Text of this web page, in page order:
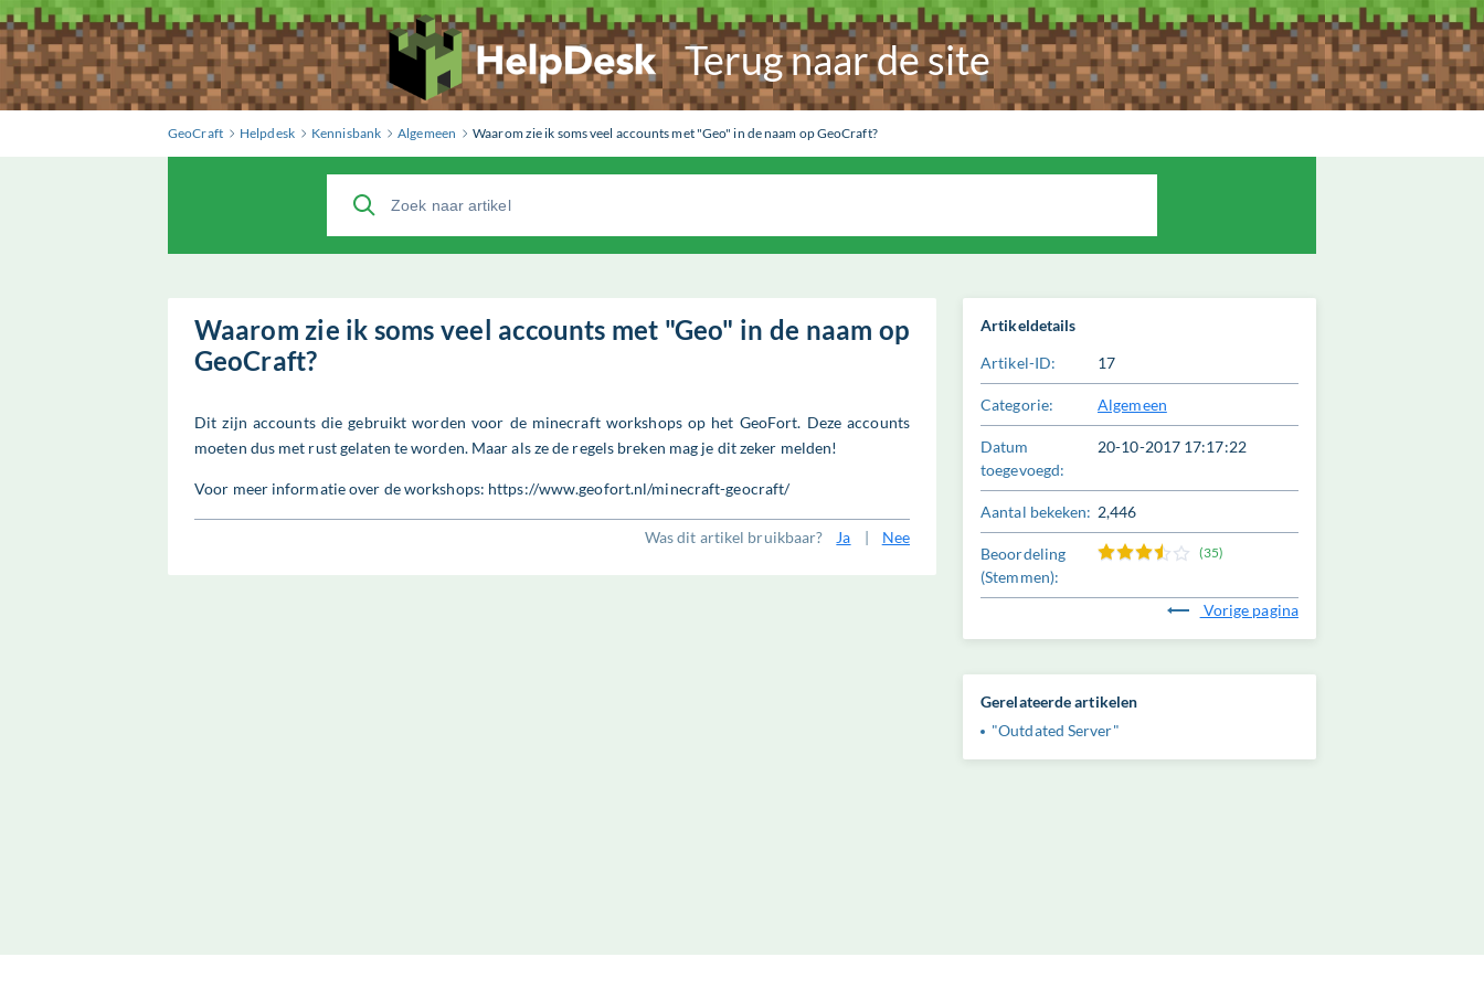
Terug naar de site
GeoCraft Helpdesk Kennisbank Algemeen Waarom zie ik soms veel accounts met "Geo" in de naam op GeoCraft?
Waarom zie ik soms veel accounts met "Geo" in de naam op
GeoCraft?
Dit zijn accounts die gebruikt worden voor de minecraft workshops op het GeoFort. Deze accounts
moeten dus met rust gelaten te worden. Maar als ze de regels breken mag je dit zeker melden!
Voor meer informatie over de workshops: https://www.geofort.nl/minecraft-geocraft/
Was dit artikel bruikbaar? Ja | Nee
Artikeldetails
Artikel-ID: 17
Categorie: Algemeen
Datum
toegevoegd:
20-10-2017 17:17:22
Aantal bekeken: 2,446
Beoordeling
(Stemmen):
(35)
Vorige pagina
Gerelateerde artikelen
"Outdated Server"